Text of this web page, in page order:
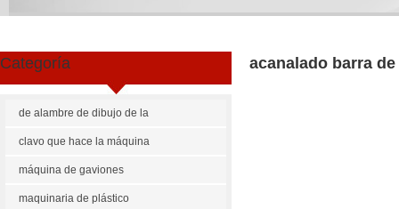
Categoría
de alambre de dibujo de la
máquina
clavo que hace la máquina
máquina de gaviones
maquinaria de plástico
acanalado barra